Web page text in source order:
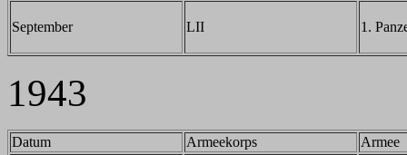
September LII 1.
1943
Datum Armeekorps
Armee